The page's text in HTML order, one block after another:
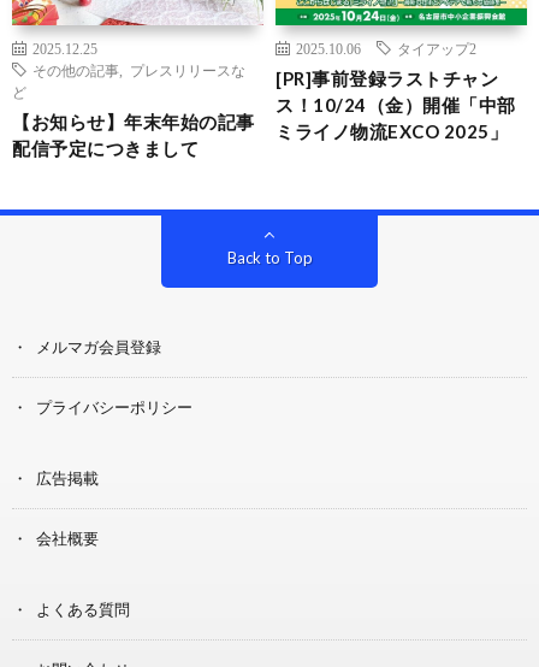
2025.12.25
その他の記事
プレスリリースな
ど
【お知らせ】年末年始の記事
配信予定につきまして
2025.10.06 タイアップ2
[PR]事前登録ラストチャン
ス！10/24（金）開催「中部
ミライノ物流EXCO 2025」
Back to Top
メルマガ会員登録
プライバシーポリシー
広告掲載
会社概要
よくある質問